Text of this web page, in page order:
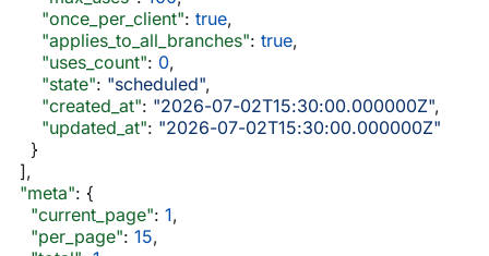
      "once_per_client"
: true,
      "applies_to_all_branches"
: true,
      "uses_count"
: 0,
      "state"
: "scheduled",
      "created_at"
: "2026-07-02T15:30:00.000000Z",
      "updated_at"
: "2026-07-02T15:30:00.000000Z"
    }
  ],
  "meta"
: {
    "current_page"
: 1,
    "per_page"
: 15,